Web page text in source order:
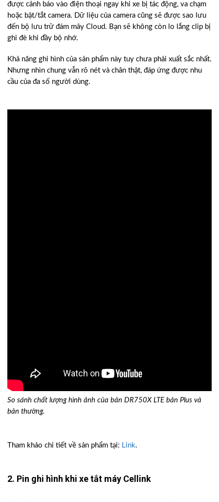
được cảnh báo vào điện thoại ngay khi xe bị tác động, va chạm
hoặc bật/tắt camera. Dữ liệu của camera cũng sẽ được sao lưu
đến bộ lưu trữ đám mây Cloud. Bạn sẽ không còn lo lắng clip bị
ghi đè khi đầy bộ nhớ.
Khả năng ghi hình của sản phẩm này tuy chưa phải xuất sắc nhất.
Nhưng nhìn chung vẫn rõ nét và chân thật, đáp ứng được nhu
cầu của đa số người dùng.
So sánh chất lượng hình ảnh của bản DR750X LTE bản Plus và
bản thường.
Tham khảo chi tiết về sản phẩm tại: Link.
2. Pin ghi hình khi xe tắt máy Cellink